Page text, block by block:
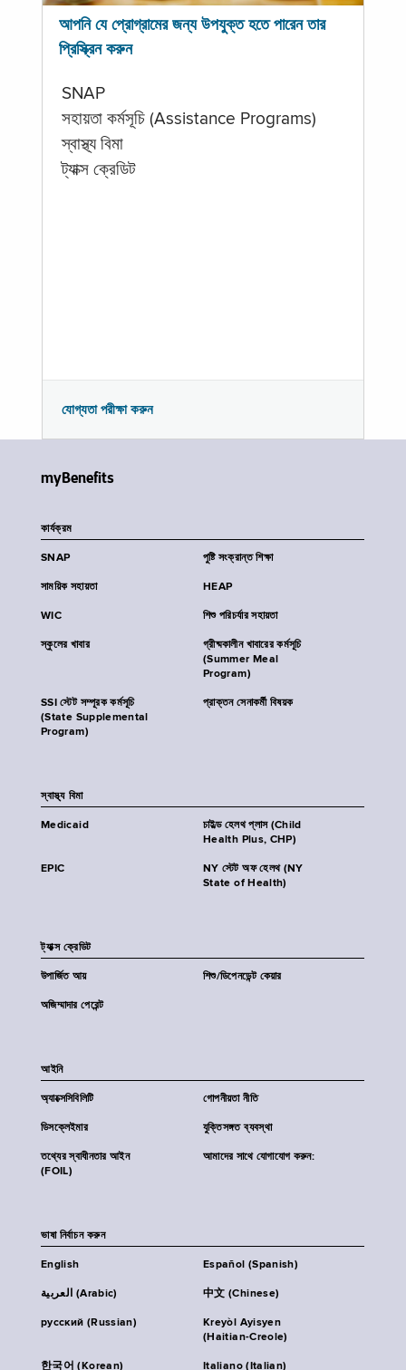
আপনি যে প্রোগ্রামের জন্য উপযুক্ত হতে পারেন তার
প্রিস্ক্রিন করুন
SNAP
সহায়তা কর্মসূচি (Assistance Programs)
স্বাস্থ্য বিমা
ট্যাক্স ক্রেডিট
যোগ্যতা পরীক্ষা করুন
myBenefits
কার্যক্রম
SNAP পুষ্টি সংক্রান্ত শিক্ষা
সাময়িক সহায়তা HEAP
WIC শিশু পরিচর্যার সহায়তা
স্কুলের খাবার
গ্রীষ্মকালীন খাবারের কর্মসূচি
(Summer Meal
Program)
SSI স্টেট সম্পূরক কর্মসূচি
(State Supplemental
Program)
প্রাক্তন সেনাকর্মী বিষয়ক
স্বাস্থ্য বিমা
Medicaid
চাইল্ড হেলথ প্লাস (Child
Health Plus, CHP)
EPIC
NY স্টেট অফ হেলথ (NY
State of Health)
ট্যাক্স ক্রেডিট
উপার্জিত আয় শিশু/ডিপেনডেন্ট কেয়ার
অজিম্মাদার পেরেন্ট
আইনি
অ্যাক্সেসিবিলিটি গোপনীয়তা নীতি
ডিসক্লেইমার যুক্তিসঙ্গত ব্যবস্থা
তথ্যের স্বাধীনতার আইন
(FOIL)
আমাদের সাথে যোগাযোগ করুন:
ভাষা নির্বাচন করুন
English Español (Spanish)
العربية (Arabic) 中文 (Chinese)
русский (Russian)
Kreyòl Ayisyen
(Haitian-Creole)
한국어 (Korean) Italiano (Italian)